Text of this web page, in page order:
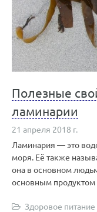
Полезные
ламинарии
21 апреля 2018 г.
Ламинария — это
моря. Её также
она в основном
основным продуктом
Здоровое питание